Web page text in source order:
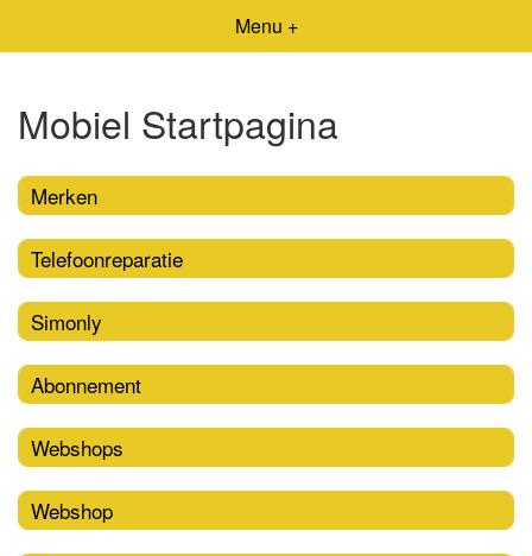
Menu +
Mobiel Startpagina
Merken
Telefoonreparatie
Simonly
Abonnement
Webshops
Webshop